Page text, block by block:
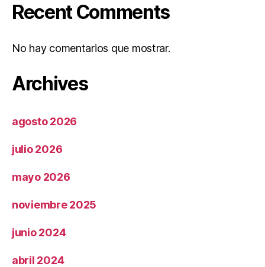
Recent Comments
No hay comentarios que mostrar.
Archives
agosto 2026
julio 2026
mayo 2026
noviembre 2025
junio 2024
abril 2024